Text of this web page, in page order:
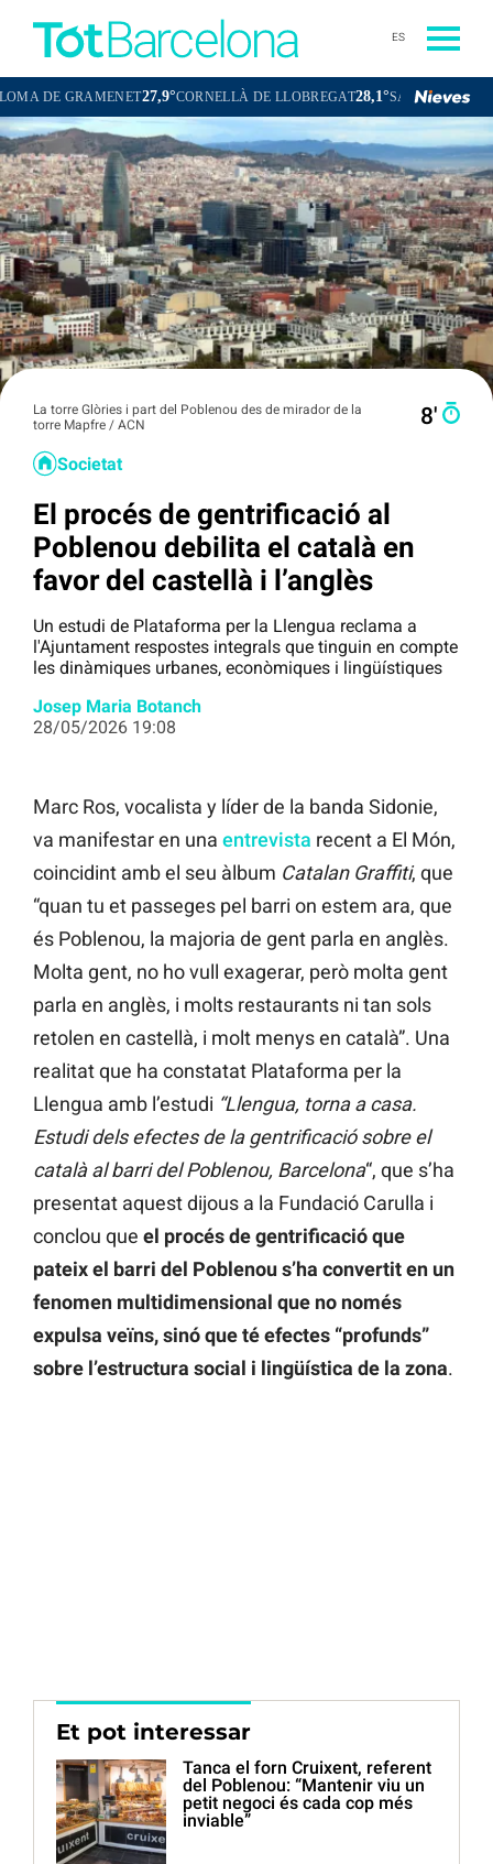
ES
27,9°CORNELLÀ DE LLOBREGAT28,1°SANT BOI DE LLOBREGAT
La torre Glòries i part del Poblenou des de mirador de la
torre Mapfre / ACN
8′
Societat
El procés de gentrificació al
Poblenou debilita el català en
favor del castellà i l’anglès
Un estudi de Plataforma per la Llengua reclama a
l'Ajuntament respostes integrals que tinguin en compte
les dinàmiques urbanes, econòmiques i lingüístiques
Josep Maria Botanch
28/05/2026 19:08
Marc Ros, vocalista y líder de la banda Sidonie,
va manifestar en una entrevista recent a El Món,
coincidint amb el seu àlbum Catalan Graffiti, que
“quan tu et passeges pel barri on estem ara, que
és Poblenou, la majoria de gent parla en anglès.
Molta gent, no ho vull exagerar, però molta gent
parla en anglès, i molts restaurants ni tan sols
retolen en castellà, i molt menys en català”. Una
realitat que ha constatat Plataforma per la
Llengua amb l’estudi “Llengua, torna a casa.
Estudi dels efectes de la gentrificació sobre el
català al barri del Poblenou, Barcelona“, que s’ha
presentat aquest dijous a la Fundació Carulla i
conclou que el procés de gentrificació que
pateix el barri del Poblenou s’ha convertit en un
fenomen multidimensional que no només
expulsa veïns, sinó que té efectes “profunds”
sobre l’estructura social i lingüística de la zona.
Et pot interessar
Tanca el forn Cruixent, referent
del Poblenou: “Mantenir viu un
petit negoci és cada cop més
inviable”